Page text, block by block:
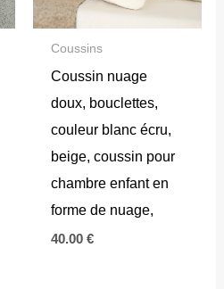
Coussins
Coussin nuage
doux, bouclettes,
couleur blanc écru,
beige, coussin pour
chambre enfant en
forme de nuage,
40.00 €